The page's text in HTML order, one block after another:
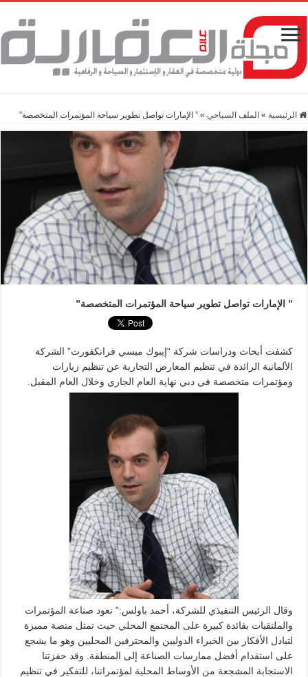
الرئيسية » الملف السياحي » ” الإمارات تواصل تطوير سياحة المؤتمرات المتخصصة”
” الإمارات تواصل تطوير سياحة المؤتمرات المتخصصة”
كشفت أبحاث ودراسات شركة “إيبوك ميسي فرانكفورت” الشركة
الألمانية الرائدة في تنظيم المعارض التجارية عن تنظيم زيارات
ومؤتمرات متخصصة في دبي نهاية العام الجاري وخلال العام المقبل.
وقال الرئيس التنفيذي للشركة، أحمد باولس:” تعود صناعة المؤتمرات
والملتقيات بفائدة كبيرة على المجتمع المحلي حيث تمثل منصة مميزة
لتبادل الأفكار بين الخبراء الدوليين والمحترفين المحليين وهو ما يشجع
على استقدام أفضل ممارسات الصناعة إلى المنطقة. وقد حفزتنا
الاستجابة المشجعة من الأوساط المحلية لمؤتمراتنا، للتفكير في تنظيم